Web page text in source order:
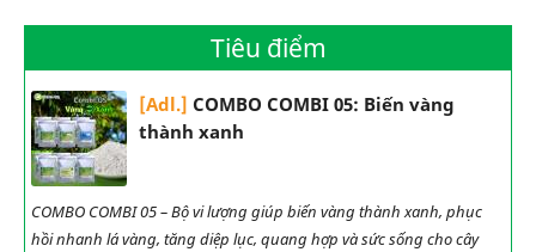
Tiêu điểm
[Adl.] COMBO COMBI 05: Biến vàng
thành xanh
COMBO COMBI 05 – Bộ vi lượng giúp biến vàng thành xanh, phục
hồi nhanh lá vàng, tăng diệp lục, quang hợp và sức sống cho cây